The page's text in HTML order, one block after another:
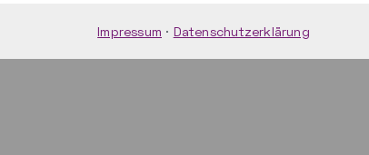
Impressum · Datenschutzerklärung